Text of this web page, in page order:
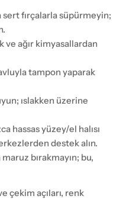
sert fırçalarla süpürmeyin;
ve ağır kimyasallardan
tampon yaparak
ıslakken üzerine
hassas yüzey/el halısı
destek alın.
bırakmayın; bu,
çekim açıları, renk